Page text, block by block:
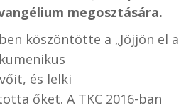
megosztására.
köszöntötte a „Jöjjön el a
és lelki
őket. A TKC 2016-ban